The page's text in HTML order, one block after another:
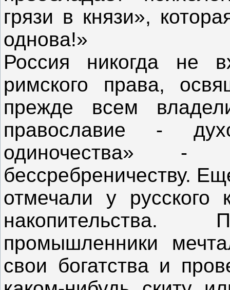
грязи в князи»,
однова!»
Россия никогда не
римского права,
прежде всем
православие -
одиночества» -
бессребреничеству.
отмечали у русского
промышленники
свои богатства и